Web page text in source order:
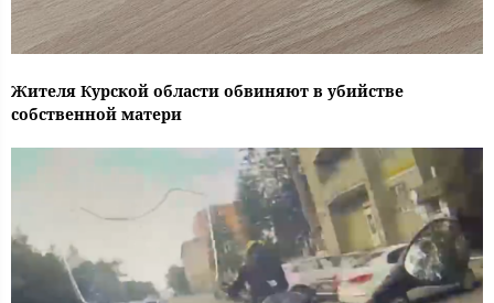
Жителя Курской области обвиняют в убийстве
собственной матери